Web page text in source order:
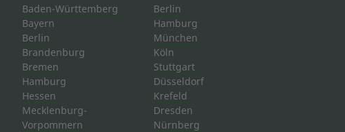
Baden-Württemberg
Bayern
Berlin
Brandenburg
Bremen
Hamburg
Hessen
Mecklenburg-
Vorpommern
Berlin
Hamburg
München
Köln
Stuttgart
Düsseldorf
Krefeld
Dresden
Nürnberg